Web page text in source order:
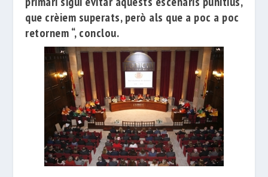
que crèiem superats, però als que a poc a poc
retornem “, conclou.